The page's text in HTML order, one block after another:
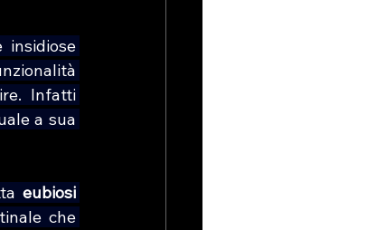
insidiose
Infatti
a sua
eubiosi
che